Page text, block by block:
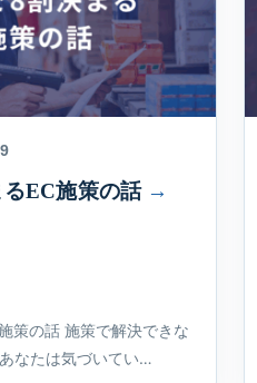
EC施策の話
で解決できな
なたは気づいてい…